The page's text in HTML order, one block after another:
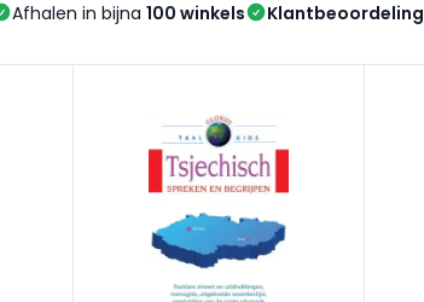
Afhalen in bijna100 winkels Klantbeoordeling